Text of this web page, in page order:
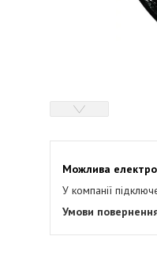
У компанії